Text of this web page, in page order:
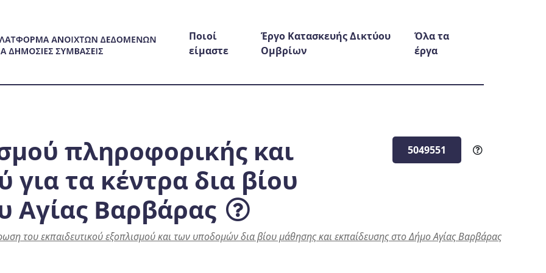
Ποιοί
είμαστε
Έργο Κατασκευής Δικτύου
Ομβρίων
Όλα τα
έργα
πληροφορικής και
για τα κέντρα δια βίου
Αγίας Βαρβάρας
5049551
του εκπαιδευτικού εξοπλισμού και των υποδομών δια βίου μάθησης και εκπαίδευσης στο Δήμο Αγίας Βαρβάρας